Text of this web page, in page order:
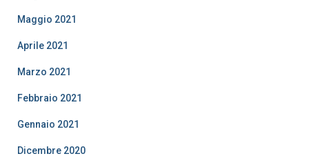
Maggio 2021
Aprile 2021
Marzo 2021
Febbraio 2021
Gennaio 2021
Dicembre 2020